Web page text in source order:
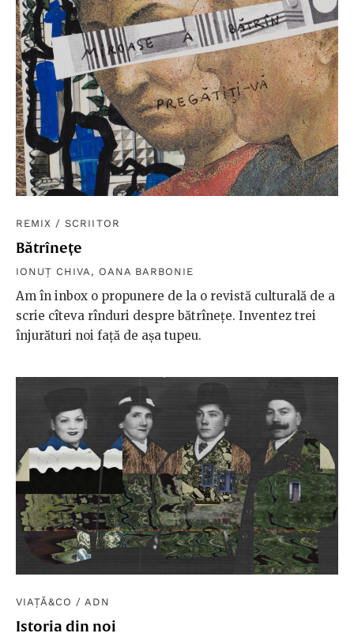
REMIX /SCRIITOR
Bătrînețe
IONUȚ CHIVA , OANA BARBONIE
Am în inbox o propunere de la o revistă culturală de a
scrie cîteva rînduri despre bătrîneţe. Inventez trei
înjurături noi faţă de aşa tupeu.
VIAȚĂ&CO / ADN
Istoria din noi